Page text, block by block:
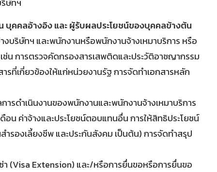
ษัทฯ
คคลอ้างอิง และ ผู้รับผลประโยชน์ของบุคคลข้างต้น
บริษัทฯ และพนักงานหรือพนักงานจ้างเหมาบริการ หรือ
น การตรวจคัดกรองสารเสพติดและประวัติอาชญากรรม
ที่เกี่ยวข้องให้แก่หน่วยงานรัฐ การจัดทำเอกสารหลัก
รดำเนินงานของพนักงานและพนักงานจ้างเหมาบริการ
น ค่าจ้างและประโยชน์ตอบแทนอื่น การให้สิทธิประโยชน์
รองเลี้ยงชีพ และประกันสังคม เป็นต้น) การจัดทำสรุป
(Visa Extension) และ/หรือการยื่นขอหรือการยื่นขอ